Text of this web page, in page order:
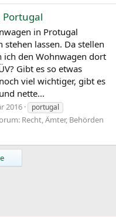
in Protugal
lassen. Da stellen
ich den Wohnwagen dort
Gibt es so etwas
viel wichtiger, gibt es
nette...
2016
portugal
Recht, Ämter, Behörden